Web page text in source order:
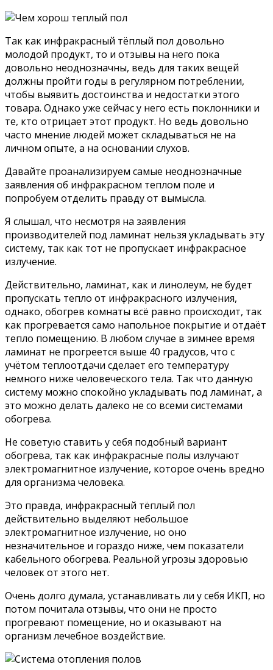
Так как инфракрасный тёплый пол довольно
молодой продукт, то и отзывы на него пока
довольно неоднозначны, ведь для таких вещей
должны пройти годы в регулярном потреблении,
чтобы выявить достоинства и недостатки этого
товара. Однако уже сейчас у него есть поклонники и
те, кто отрицает этот продукт. Но ведь довольно
часто мнение людей может складываться не на
личном опыте, а на основании слухов.
Давайте проанализируем самые неоднозначные
заявления об инфракрасном теплом поле и
попробуем отделить правду от вымысла.
Я слышал, что несмотря на заявления
производителей под ламинат нельзя укладывать эту
систему, так как тот не пропускает инфракрасное
излучение.
Действительно, ламинат, как и линолеум, не будет
пропускать тепло от инфракрасного излучения,
однако, обогрев комнаты всё равно происходит, так
как прогревается само напольное покрытие и отдаёт
тепло помещению. В любом случае в зимнее время
ламинат не прогреется выше 40 градусов, что с
учётом теплоотдачи сделает его температуру
немного ниже человеческого тела. Так что данную
систему можно спокойно укладывать под ламинат, а
это можно делать далеко не со всеми системами
обогрева.
Не советую ставить у себя подобный вариант
обогрева, так как инфракрасные полы излучают
электромагнитное излучение, которое очень вредно
для организма человека.
Это правда, инфракрасный тёплый пол
действительно выделяют небольшое
электромагнитное излучение, но оно
незначительное и гораздо ниже, чем показатели
кабельного обогрева. Реальной угрозы здоровью
человек от этого нет.
Очень долго думала, устанавливать ли у себя ИКП, но
потом почитала отзывы, что они не просто
прогревают помещение, но и оказывают на
организм лечебное воздействие.